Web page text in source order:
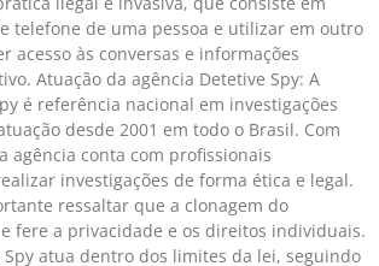
telefone de uma pessoa e utilizar em outro
acesso às conversas e informações
Atuação da agência Detetive Spy: A
é referência nacional em investigações
desde 2001 em todo o Brasil. Com
agência conta com profissionais
investigações de forma ética e legal.
ressaltar que a clonagem do
fere a privacidade e os direitos individuais.
Spy atua dentro dos limites da lei, seguindo